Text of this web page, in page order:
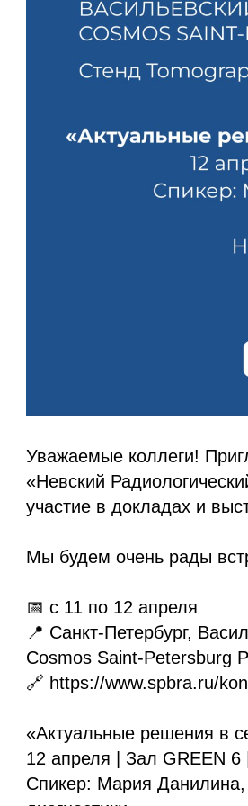
Уважаемые коллеги!
«Невский
участие в докладах и
Мы будем очень рады
📅 c 11 по 12 апреля
📍 Санкт-Петербург,
Cosmos Saint-Petersburg
🔗 https://www.spbra.ru/
«Актуальные решения в
12 апреля | Зал GREEN 6
Спикер: Мария Данилина,